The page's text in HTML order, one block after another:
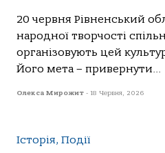
20 червня Рівненський
народної творчості
організовують цей
Його мета – привернути...
Олекса Мирожит - 18 Червня, 2026
Історія, Події